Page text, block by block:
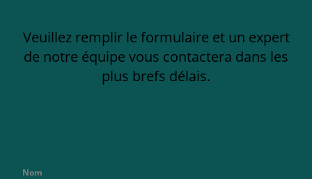
Veuillez remplir le formulaire et un expert
de notre équipe vous contactera dans les
plus brefs délais.
Nom